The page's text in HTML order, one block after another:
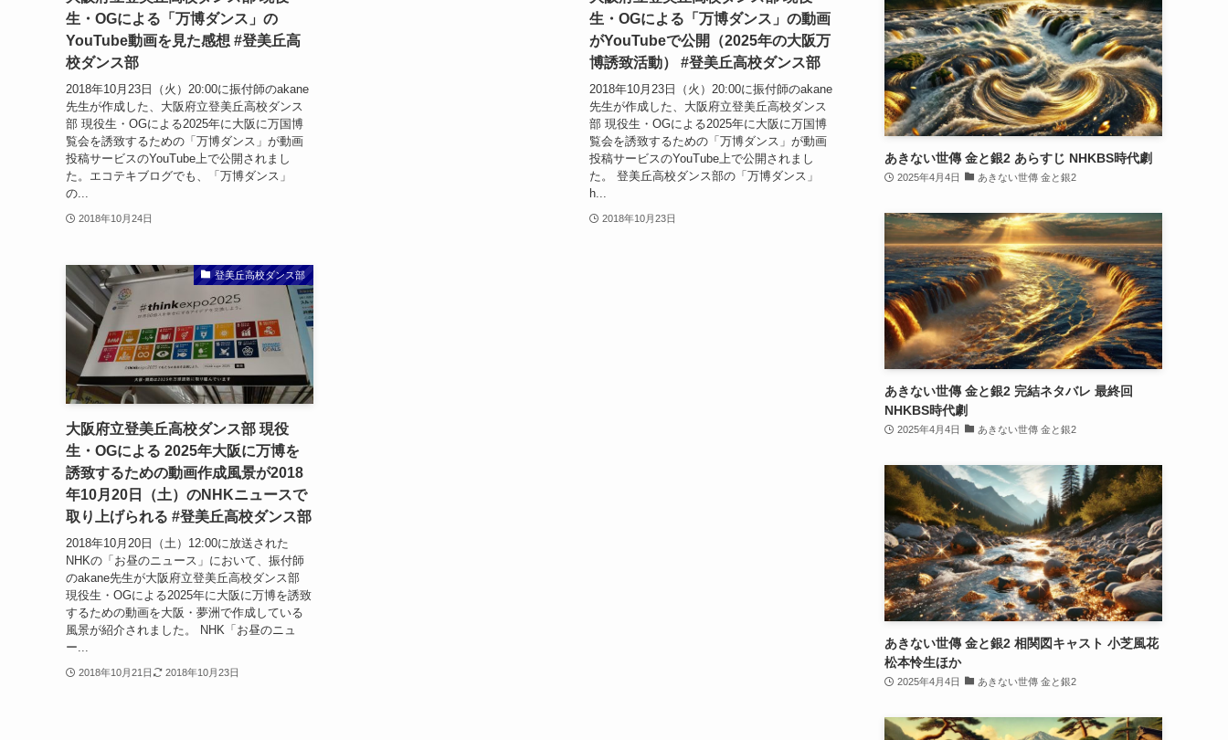
生・OGによる「万博ダンス」の
YouTube動画を見た感想 #登美丘高
校ダンス部
2018年10月23日（火）20:00に振付師のakane
先生が作成した、大阪府立登美丘高校ダンス
部 現役生・OGによる2025年に大阪に万国博
覧会を誘致するための「万博ダンス」が動画
投稿サービスのYouTube上で公開されまし
た。エコテキブログでも、「万博ダンス」
の...
2018年10月24日
生・OGによる「万博ダンス」の動画
がYouTubeで公開（2025年の大阪万
博誘致活動） #登美丘高校ダンス部
2018年10月23日（火）20:00に振付師のakane
先生が作成した、大阪府立登美丘高校ダンス
部 現役生・OGによる2025年に大阪に万国博
覧会を誘致するための「万博ダンス」が動画
投稿サービスのYouTube上で公開されまし
た。 登美丘高校ダンス部の「万博ダンス」
h...
2018年10月23日
登美丘高校ダンス部
大阪府立登美丘高校ダンス部 現役
生・OGによる 2025年大阪に万博を
誘致するための動画作成風景が2018
年10月20日（土）のNHKニュースで
取り上げられる #登美丘高校ダンス部
2018年10月20日（土）12:00に放送された
NHKの「お昼のニュース」において、振付師
のakane先生が大阪府立登美丘高校ダンス部
現役生・OGによる2025年に大阪に万博を誘致
するための動画を大阪・夢洲で作成している
風景が紹介されました。 NHK「お昼のニュ
ー...
2018年10月21日 2018年10月23日
あきない世傳 金と銀2 あらすじ NHKBS時代劇
2025年4月4日 あきない世傳 金と銀2
あきない世傳 金と銀2 完結ネタバレ 最終回
NHKBS時代劇
2025年4月4日 あきない世傳 金と銀2
あきない世傳 金と銀2 相関図キャスト 小芝風花
松本怜生ほか
2025年4月4日 あきない世傳 金と銀2